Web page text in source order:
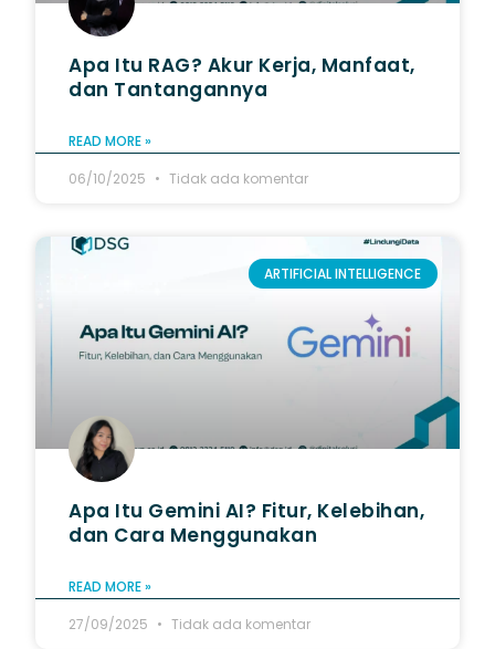
Apa Itu RAG? Akur Kerja, Manfaat,
dan Tantangannya
READ MORE »
06/10/2025
Tidak ada komentar
ARTIFICIAL INTELLIGENCE
Apa Itu Gemini AI? Fitur, Kelebihan,
dan Cara Menggunakan
READ MORE »
27/09/2025
Tidak ada komentar